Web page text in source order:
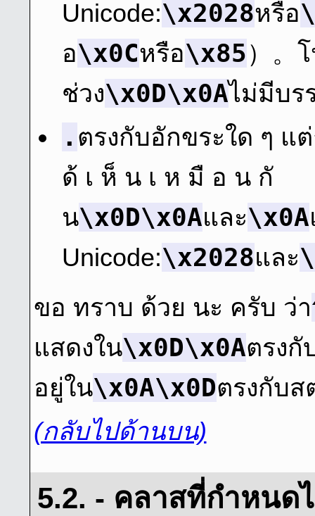
Unicode:\x2028หรือ
อ\x0Cหรือ\x85）。
ช่วง\x0D\x0Aไม่มีบร
. ตรงกับอักขระใด ๆ แ
ด้ เ ห็ น เ ห มื อ น กั
น\x0D\x0Aและ\x0A
Unicode:\x2028และ
ขอ ทราบ ด้วย นะ ครับ ว่า
แสดงใน\x0D\x0Aตรงกั
อยู่ใน\x0A\x0Dตรงกับส
(กลับไปด้านบน)
5.2. - คลาสที่กําหนด